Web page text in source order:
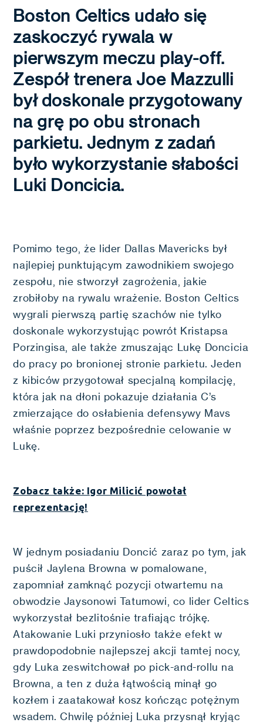
Boston Celtics udało się
zaskoczyć rywala w
pierwszym meczu play-off.
Zespół trenera Joe Mazzulli
był doskonale przygotowany
na grę po obu stronach
parkietu. Jednym z zadań
było wykorzystanie słabości
Luki Doncicia.
Pomimo tego, że lider Dallas Mavericks był
najlepiej punktującym zawodnikiem swojego
zespołu, nie stworzył zagrożenia, jakie
zrobiłoby na rywalu wrażenie. Boston Celtics
wygrali pierwszą partię szachów nie tylko
doskonale wykorzystując powrót Kristapsa
Porzingisa, ale także zmuszając Lukę Doncicia
do pracy po bronionej stronie parkietu. Jeden
z kibiców przygotował specjalną kompilację,
która jak na dłoni pokazuje działania C’s
zmierzające do osłabienia defensywy Mavs
właśnie poprzez bezpośrednie celowanie w
Lukę.
Zobacz także: Igor Milicić powołał
reprezentację!
W jednym posiadaniu Doncić zaraz po tym, jak
puścił Jaylena Browna w pomalowane,
zapomniał zamknąć pozycji otwartemu na
obwodzie Jaysonowi Tatumowi, co lider Celtics
wykorzystał bezlitośnie trafiając trójkę.
Atakowanie Luki przyniosło także efekt w
prawdopodobnie najlepszej akcji tamtej nocy,
gdy Luka zeswitchował po pick-and-rollu na
Browna, a ten z duża łątwością minął go
kozłem i zaatakował kosz kończąc potężnym
wsadem. Chwilę później Luka przysnął kryjąc